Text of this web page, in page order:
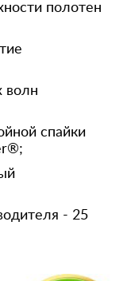
полотен
волн
спайки
- 25